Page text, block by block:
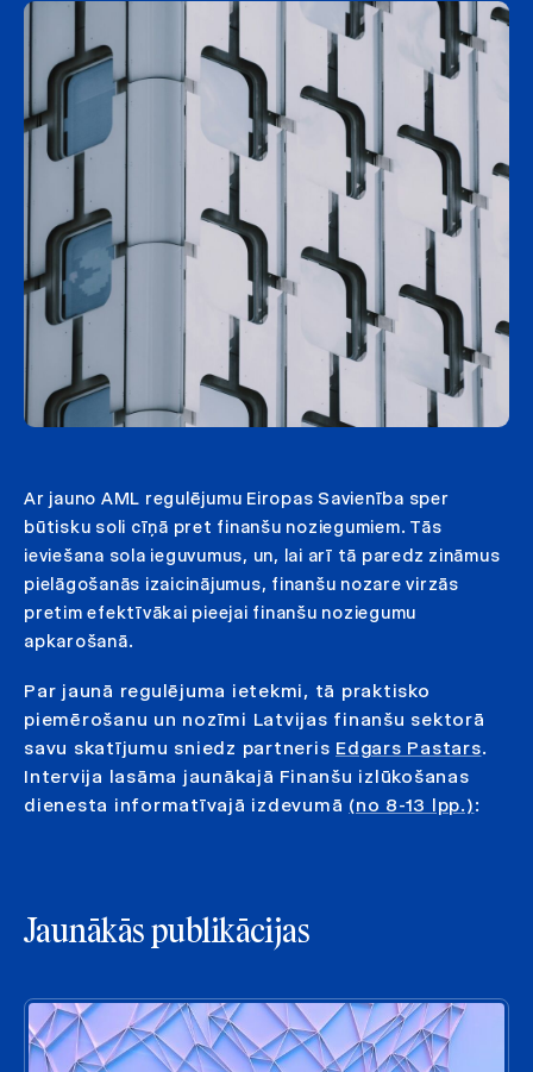
Ar jauno AML regulējumu Eiropas Savienība sper
būtisku soli cīņā pret finanšu noziegumiem. Tās
ieviešana sola ieguvumus, un, lai arī tā paredz zināmus
pielāgošanās izaicinājumus, finanšu nozare virzās
pretim efektīvākai pieejai finanšu noziegumu
apkarošanā.
Par jaunā regulējuma ietekmi, tā praktisko
piemērošanu un nozīmi Latvijas finanšu sektorā
savu skatījumu sniedz partneris Edgars Pastars.
Intervija lasāma jaunākajā Finanšu izlūkošanas
dienesta informatīvajā izdevumā (no 8-13 lpp.):
Jaunākās publikācijas